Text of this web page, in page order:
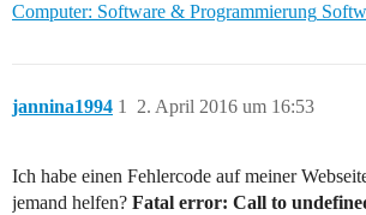
Computer: Software & Programmierung
jannina1994 2. April 2016 um 16:53
1
Ich habe einen Fehlercode auf meiner
jemand helfen? Fatal error: Call to